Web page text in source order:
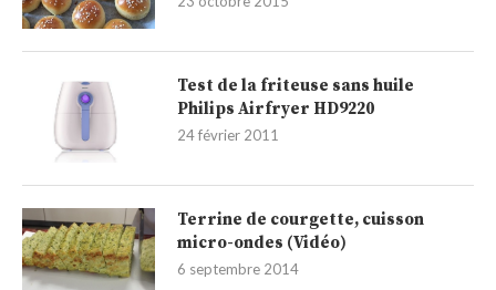
Test de la friteuse sans huile
Philips Airfryer HD9220
24 février 2011
Terrine de courgette, cuisson
micro-ondes (Vidéo)
6 septembre 2014